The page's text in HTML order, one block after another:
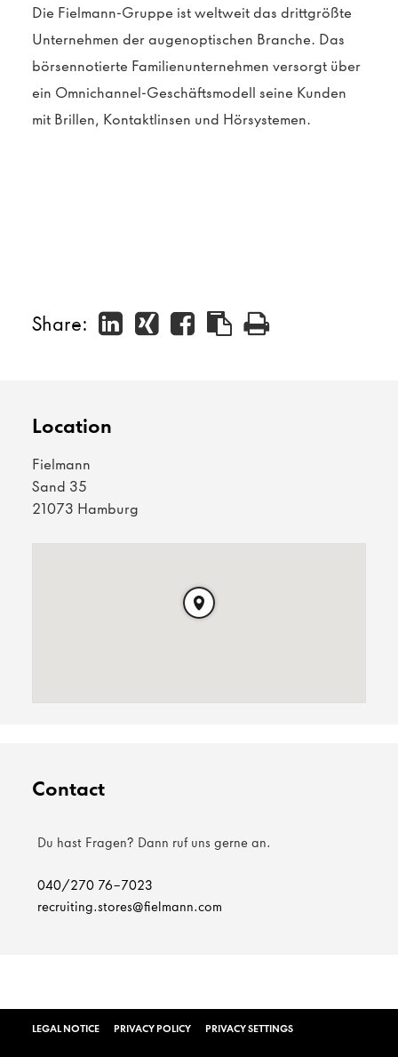
Die Fielmann-Gruppe ist weltweit das drittgrößte
Unternehmen der augenoptischen Branche. Das
börsennotierte Familienunternehmen versorgt über
ein Omnichannel-Geschäftsmodell seine Kunden
mit Brillen, Kontaktlinsen und Hörsystemen.
Share:
Location
Fielmann
Sand 35
21073 Hamburg
Contact
Du hast Fragen? Dann ruf uns gerne an.
040/270 76-7023
recruiting.stores@fielmann.com
LEGAL NOTICE PRIVACY POLICY PRIVACY SETTINGS